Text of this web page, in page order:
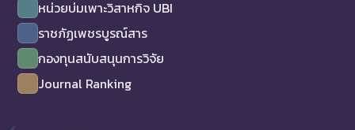
หน่วยบ่มเพาะวิสาหกิจ UBI
ราชภัฏเพชรบูรณ์สาร
กองทุนสนับสนุนการวิจัย
Journal Ranking